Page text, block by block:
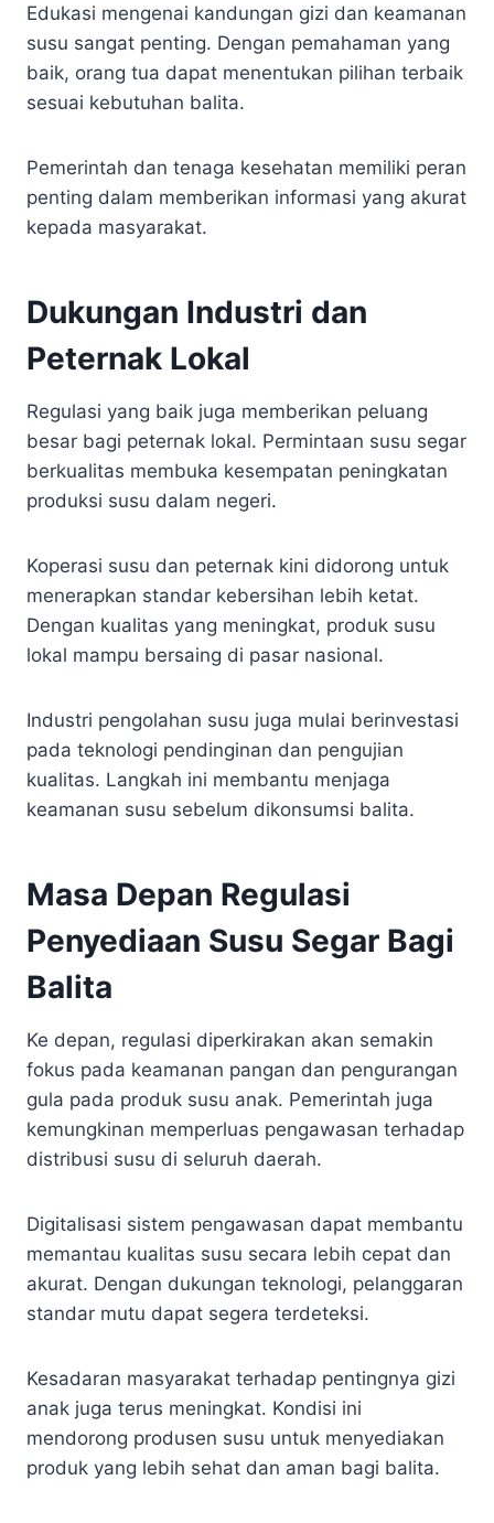
Edukasi mengenai kandungan gizi dan keamanan
susu sangat penting. Dengan pemahaman yang
baik, orang tua dapat menentukan pilihan terbaik
sesuai kebutuhan balita.
Pemerintah dan tenaga kesehatan memiliki peran
penting dalam memberikan informasi yang akurat
kepada masyarakat.
Dukungan Industri dan
Peternak Lokal
Regulasi yang baik juga memberikan peluang
besar bagi peternak lokal. Permintaan susu segar
berkualitas membuka kesempatan peningkatan
produksi susu dalam negeri.
Koperasi susu dan peternak kini didorong untuk
menerapkan standar kebersihan lebih ketat.
Dengan kualitas yang meningkat, produk susu
lokal mampu bersaing di pasar nasional.
Industri pengolahan susu juga mulai berinvestasi
pada teknologi pendinginan dan pengujian
kualitas. Langkah ini membantu menjaga
keamanan susu sebelum dikonsumsi balita.
Masa Depan Regulasi
Penyediaan Susu Segar Bagi
Balita
Ke depan, regulasi diperkirakan akan semakin
fokus pada keamanan pangan dan pengurangan
gula pada produk susu anak. Pemerintah juga
kemungkinan memperluas pengawasan terhadap
distribusi susu di seluruh daerah.
Digitalisasi sistem pengawasan dapat membantu
memantau kualitas susu secara lebih cepat dan
akurat. Dengan dukungan teknologi, pelanggaran
standar mutu dapat segera terdeteksi.
Kesadaran masyarakat terhadap pentingnya gizi
anak juga terus meningkat. Kondisi ini
mendorong produsen susu untuk menyediakan
produk yang lebih sehat dan aman bagi balita.